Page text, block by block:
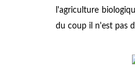
l'agriculture
du coup il n'est pas